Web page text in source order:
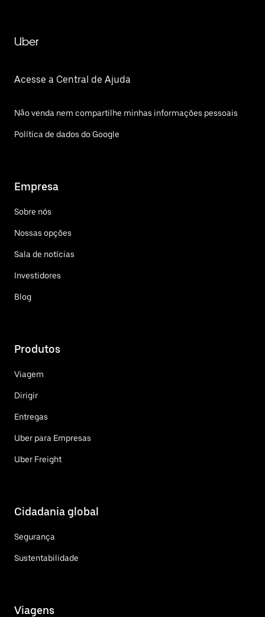
Uber
Acesse a Central de Ajuda
Não venda nem compartilhe minhas informações pessoais
Política de dados do Google
Empresa
Sobre nós
Nossas opções
Sala de notícias
Investidores
Blog
Produtos
Viagem
Dirigir
Entregas
Uber para Empresas
Uber Freight
Cidadania global
Segurança
Sustentabilidade
Viagens